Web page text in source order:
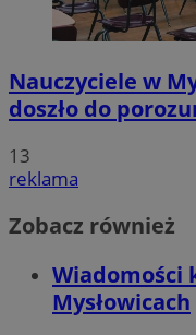
Nauczyciele w
doszło do
13
reklama
Zobacz również
Wiadomości
Mysłowicach